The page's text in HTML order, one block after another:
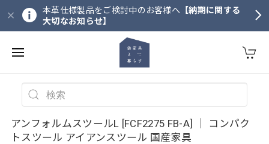
本革仕様製品をご検討中のお客様へ 【納期に関する
大切なお知らせ】
アンフォルムスツールL [FCF2275 FB-A] ｜ コンパク
トスツール アイアンスツール 国産家具